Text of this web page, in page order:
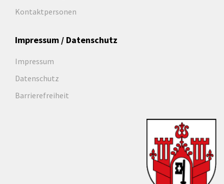
Kontaktpersonen
Impressum / Datenschutz
Impressum
Datenschutz
Barrierefreiheit